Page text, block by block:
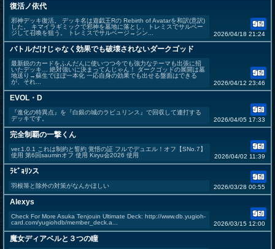
復活ノ依代
邪神デッキ復活。 デッキ名は遊戯王Rの Rebirth of Avatarを和訳(意訳)
した。 キマイラギミックで邪神を墓地に落とし、トレミスでサルベー
ジして召喚を狙う。 トレミスでサルベージ→シン...
2026/04/18 21:24
バトルだけじゃなく効果でも破壊されないダークゴッド
最新鋭のカードをふんだんに使いつつ今でも強力なテーマも出張に招
いたデッキ… 絶対強いに決まってんじゃん！ ダークゴッドの展開は墓
地送り→蘇生でほぼ一本化 一応自身の効果でも出せる盤面はできる
が、それ...
2026/04/12 23:46
EVOL・D
『進化の特異点』を『白銀の城のラビュリンス』で回収して連打する
デッキです。
2026/04/05 17:33
完全制覇の一撃くん
ver.1.0.1 これは制約と誓約 覚悟の証 フルでデュエル！オフ【SNo.7】
使用 第6回sauminオフ 使用 Kiryu会2026 使用
2026/04/02 11:39
ﾗﾋﾞｮﾘﾝス
羽根箒と除外の対策がなんかほしい 2026/03/28 00:55
Alexys
Check For More Asuka Tenjouin Ultimate Deck: http://www.db.yugioh-
card.com/yugiohdb/member_deck.a...
2026/03/15 12:00
魔女ディアベルと３つの瞳